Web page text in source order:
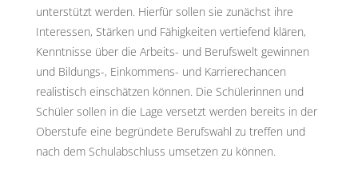
unterstützt werden. Hierfür sollen sie zunächst ihre
Interessen, Stärken und Fähigkeiten vertiefend klären,
Kenntnisse über die Arbeits- und Berufswelt gewinnen
und Bildungs-, Einkommens- und Karrierechancen
realistisch einschätzen können. Die Schülerinnen und
Schüler sollen in die Lage versetzt werden bereits in der
Oberstufe eine begründete Berufswahl zu treffen und
nach dem Schulabschluss umsetzen zu können.